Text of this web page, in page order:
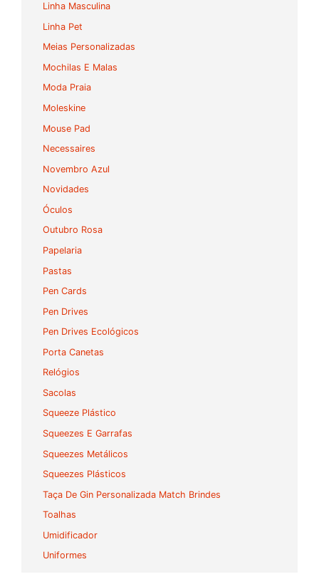
Linha Masculina
Linha Pet
Meias Personalizadas
Mochilas E Malas
Moda Praia
Moleskine
Mouse Pad
Necessaires
Novembro Azul
Novidades
Óculos
Outubro Rosa
Papelaria
Pastas
Pen Cards
Pen Drives
Pen Drives Ecológicos
Porta Canetas
Relógios
Sacolas
Squeeze Plástico
Squeezes E Garrafas
Squeezes Metálicos
Squeezes Plásticos
Taça De Gin Personalizada Match Brindes
Toalhas
Umidificador
Uniformes